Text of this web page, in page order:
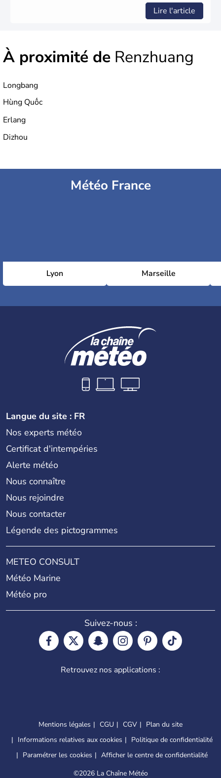
Lire l'article
À proximité de Renzhuang
Longbang
Hùng Quốc
Erlang
Dizhou
Météo France
Lyon Marseille
Langue du site : FR
Nos experts météo
Certificat d'intempéries
Alerte météo
Nous connaître
Nous rejoindre
Nous contacter
Légende des pictogrammes
METEO CONSULT
Météo Marine
Météo pro
Suivez-nous :
Retrouvez nos applications :
Mentions légales CGU CGV
Plan du site
Informations relatives aux cookies
Politique de confidentialité
Paramétrer les cookies
Afficher le centre de confidentialité
©2026 La Chaîne Météo